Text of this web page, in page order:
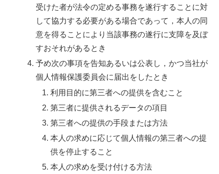
受けた者が法令の定める事務を遂行することに対
して協力する必要がある場合であって，本人の同
意を得ることにより当該事務の遂行に支障を及ぼ
すおそれがあるとき
予め次の事項を告知あるいは公表し，かつ当社が
個人情報保護委員会に届出をしたとき
利用目的に第三者への提供を含むこと
第三者に提供されるデータの項目
第三者への提供の手段または方法
本人の求めに応じて個人情報の第三者への提
供を停止すること
本人の求めを受け付ける方法